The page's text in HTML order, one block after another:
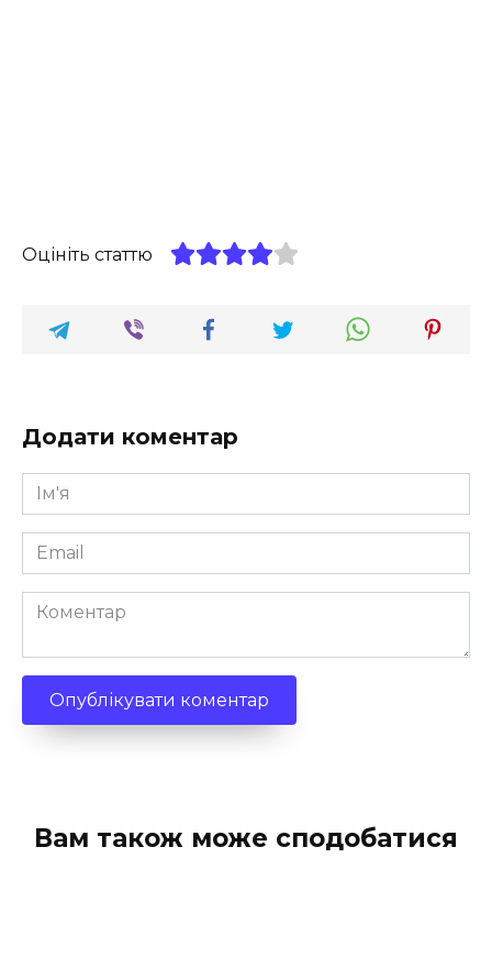
Оцініть статтю
Додати коментар
Ім'я
*
Email
*
Коментар
Вам також може сподобатися